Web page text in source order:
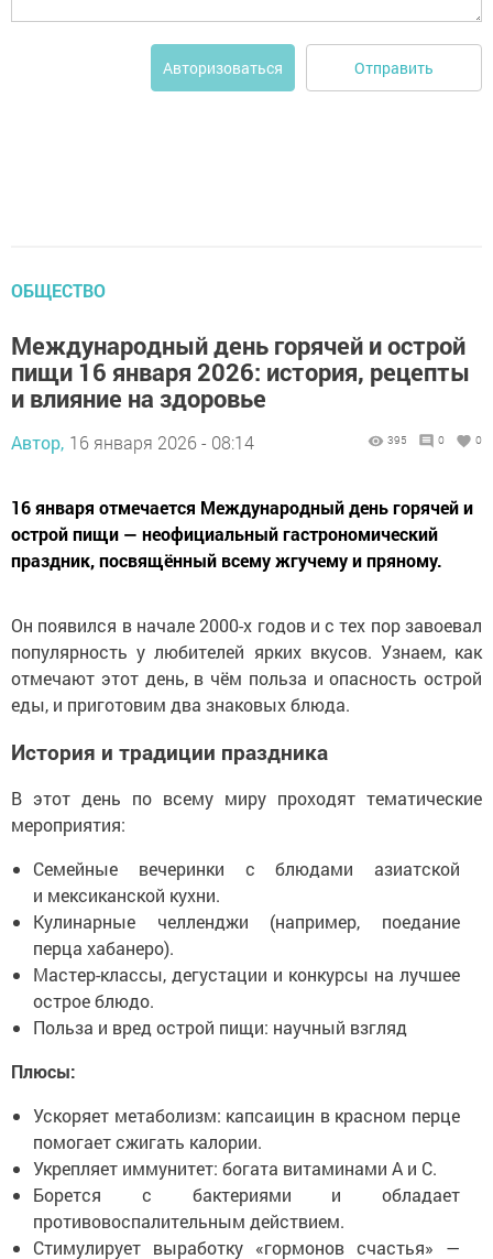
Авторизоваться Отправить
ОБЩЕСТВО
Международный день горячей и острой
пищи 16 января 2026: история, рецепты
и влияние на здоровье
Автор, 16 января 2026 - 08:14 395 0 0
16 января отмечается Международный день горячей и
острой пищи — неофициальный гастрономический
праздник, посвящённый всему жгучему и пряному.
Он появился в начале 2000-х годов и с тех пор завоевал
популярность у любителей ярких вкусов. Узнаем, как
отмечают этот день, в чём польза и опасность острой
еды, и приготовим два знаковых блюда.
История и традиции праздника
В этот день по всему миру проходят тематические
мероприятия:
Семейные вечеринки с блюдами азиатской
и мексиканской кухни.
Кулинарные челленджи (например, поедание
перца хабанеро).
Мастер-классы, дегустации и конкурсы на лучшее
острое блюдо.
Польза и вред острой пищи: научный взгляд
Плюсы:
Ускоряет метаболизм: капсаицин в красном перце
помогает сжигать калории.
Укрепляет иммунитет: богата витаминами А и С.
Борется с бактериями и обладает
противовоспалительным действием.
Стимулирует выработку «гормонов счастья» —